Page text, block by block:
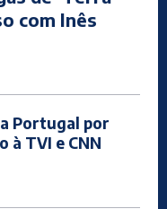
com Inês
Portugal por
à TVI e CNN